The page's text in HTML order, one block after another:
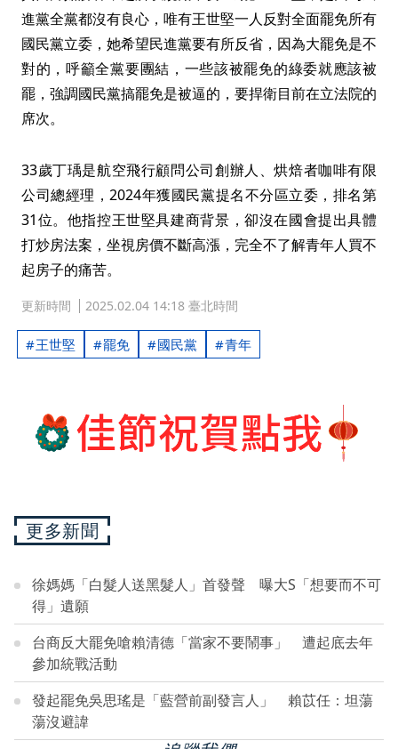
進黨全黨都沒有良心，唯有王世堅一人反對全面罷免所有
國民黨立委，她希望民進黨要有所反省，因為大罷免是不
對的，呼籲全黨要團結，一些該被罷免的綠委就應該被
罷，強調國民黨搞罷免是被逼的，要捍衛目前在立法院的
席次。
33歲丁瑀是航空飛行顧問公司創辦人、烘焙者咖啡有限
公司總經理，2024年獲國民黨提名不分區立委，排名第
31位。他指控王世堅具建商背景，卻沒在國會提出具體
打炒房法案，坐視房價不斷高漲，完全不了解青年人買不
起房子的痛苦。
更新時間 2025.02.04 14:18 臺北時間
王世堅 罷免 國民黨 青年
更多新聞
徐媽媽「白髮人送黑髮人」首發聲 曝大S「想要而不可
得」遺願
台商反大罷免嗆賴清德「當家不要鬧事」 遭起底去年
參加統戰活動
發起罷免吳思瑤是「藍營前副發言人」 賴苡任：坦蕩
蕩沒避諱